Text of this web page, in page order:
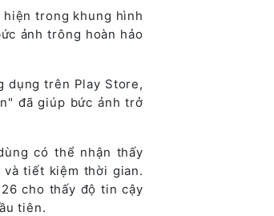
trong khung hình
ảnh trông hoàn hảo
dụng trên Play Store,
đã giúp bức ảnh trở
có thể nhận thấy
tiết kiệm thời gian.
cho thấy độ tin cậy
tiên.